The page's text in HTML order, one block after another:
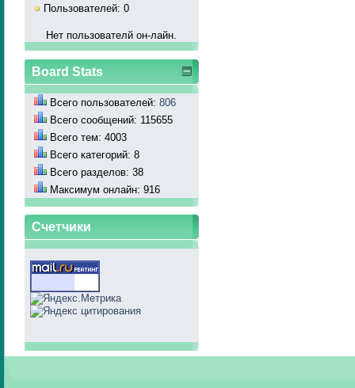
Пользователей: 0
Нет пользователй он-лайн.
Board Stats
Всего пользователей: 806
Всего сообщений: 115655
Всего тем: 4003
Всего категорий: 8
Всего разделов: 38
Максимум онлайн: 916
Счетчики